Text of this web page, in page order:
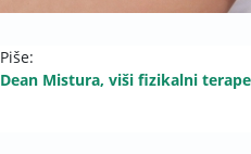
Piše:
Dean Mistura, viši fizikalni